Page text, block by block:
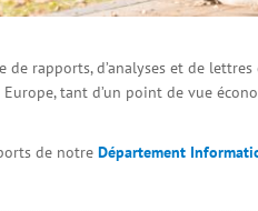
rapports, d’analyses et de
tant d’un point de vue
de notre Département